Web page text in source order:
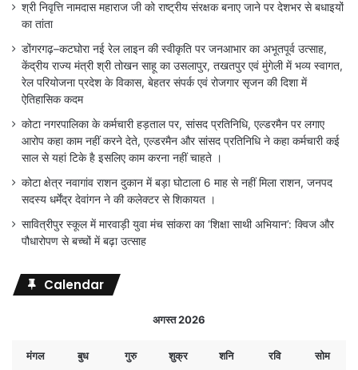
श्री निवृत्ति नामदास महाराज जी को राष्ट्रीय संरक्षक बनाए जाने पर देशभर से बधाइयों
का तांता
डोंगरगढ़–कटघोरा नई रेल लाइन की स्वीकृति पर जनआभार का अभूतपूर्व उत्साह,
केंद्रीय राज्य मंत्री श्री तोखन साहू का उसलापुर, तखतपुर एवं मुंगेली में भव्य स्वागत,
रेल परियोजना प्रदेश के विकास, बेहतर संपर्क एवं रोजगार सृजन की दिशा में
ऐतिहासिक कदम
कोटा नगरपालिका के कर्मचारी हड़ताल पर, सांसद प्रतिनिधि, एल्डरमैन पर लगाए
आरोप कहा काम नहीं करने देते, एल्डरमैन और सांसद प्रतिनिधि ने कहा कर्मचारी कई
साल से यहां टिके है इसलिए काम करना नहीं चाहते ।
कोटा क्षेत्र नवागांव राशन दुकान में बड़ा घोटाला 6 माह से नहीं मिला राशन, जनपद
सदस्य धर्मेंद्र देवांगन ने की कलेक्टर से शिकायत ।
सावित्रीपुर स्कूल में मारवाड़ी युवा मंच सांकरा का ‘शिक्षा साथी अभियान’: क्विज और
पौधारोपण से बच्चों में बढ़ा उत्साह
Calendar
अगस्त 2026
मंगल बुध गुरु शुक्र शनि रवि सोम